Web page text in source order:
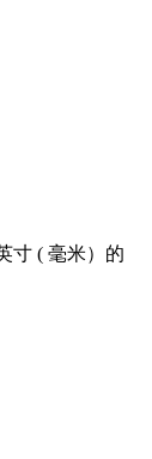
寸 ( 毫米）的